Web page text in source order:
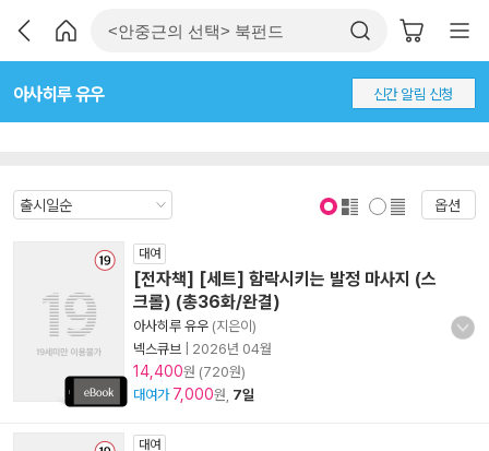
아사히루 유우 신간 알림 신청
옵션
대여
[전자책] [세트] 함락시키는 발정 마사지 (스
크롤) (총36화/완결)
아사히루 유우 (지은이)
넥스큐브
2026년 04월
14,400원 (720원)
대여가 7,000원, 7일
대여